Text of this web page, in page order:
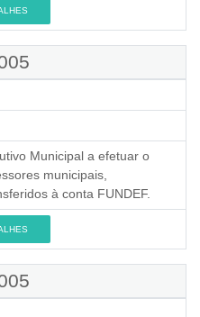
Municipal a efetuar o
municipais,
à conta FUNDEF.